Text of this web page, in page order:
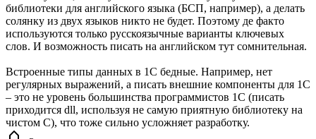
библиотеки для английского языка (БСП, например), а делать
солянку из двух языков никто не будет. Поэтому де факто
используются только русскоязычные варианты ключевых
слов. И возможность писать на английском тут сомнительная.
Встроенные типы данных в 1С бедные. Например, нет
регулярных выражений, а писать внешние компоненты для 1С
– это не уровень большинства программистов 1С (писать
приходится dll, используя не самую приятную библиотеку на
чистом C), что тоже сильно усложняет разработку.